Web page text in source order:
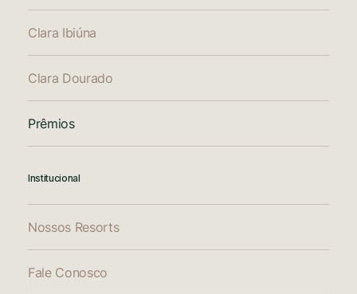
Clara Ibiúna
Clara Dourado
Prêmios
Institucional
Nossos Resorts
Fale Conosco